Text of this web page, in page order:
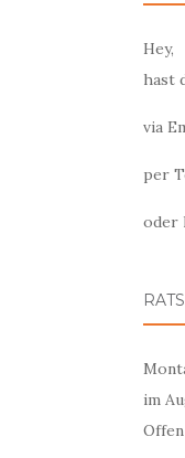
Hey,
hast
via
per
oder
im